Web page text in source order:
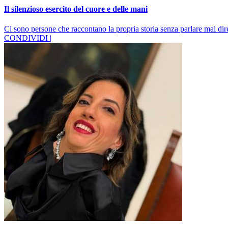
Il silenzioso esercito del cuore e delle mani
Ci sono persone che raccontano la propria storia senza parlare mai
CONDIVIDI |